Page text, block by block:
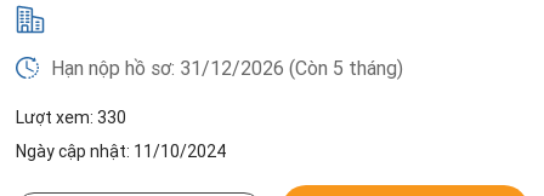
Hạn nộp hồ sơ: 31/12/2026 (Còn 5 tháng)
Lượt xem: 330
Ngày cập nhật: 11/10/2024